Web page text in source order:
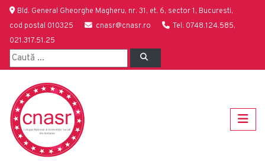
Bld. General Gheorghe Magheru, nr. 31, et. 6, sector 1, Bucuresti,
cod postal 010325
cnasr@cnasr.ro
Tel: 0748.124.585,
021.317.51.25